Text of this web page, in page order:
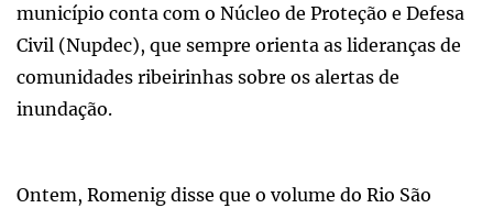
município conta com o Núcleo de Proteção e Defesa
Civil (Nupdec), que sempre orienta as lideranças de
comunidades ribeirinhas sobre os alertas de
inundação.
Ontem, Romenig disse que o volume do Rio São